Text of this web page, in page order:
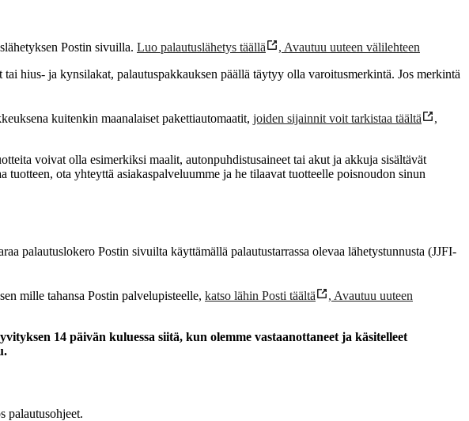
Postin sivuilla. Luo palautuslähetys täällä , Avautuu uuteen välilehteen
hius- ja kynsilakat, palautuspakkauksen päällä täytyy olla varoitusmerkintä. Jos merkintä
kuitenkin maanalaiset pakettiautomaatit, joiden sijainnit voit tarkistaa täältä
,
voivat olla esimerkiksi maalit, autonpuhdistusaineet tai akut ja akkuja sisältävät
ota yhteyttä asiakaspalveluumme ja he tilaavat tuotteelle poisnoudon sinun
palautuslokero Postin sivuilta käyttämällä palautustarrassa olevaa lähetystunnusta (JJFI-
mille tahansa Postin palvelupisteelle, katso lähin Posti täältä , Avautuu uuteen
14 päivän kuluessa siitä, kun olemme vastaanottaneet ja käsitelleet
palautusohjeet.